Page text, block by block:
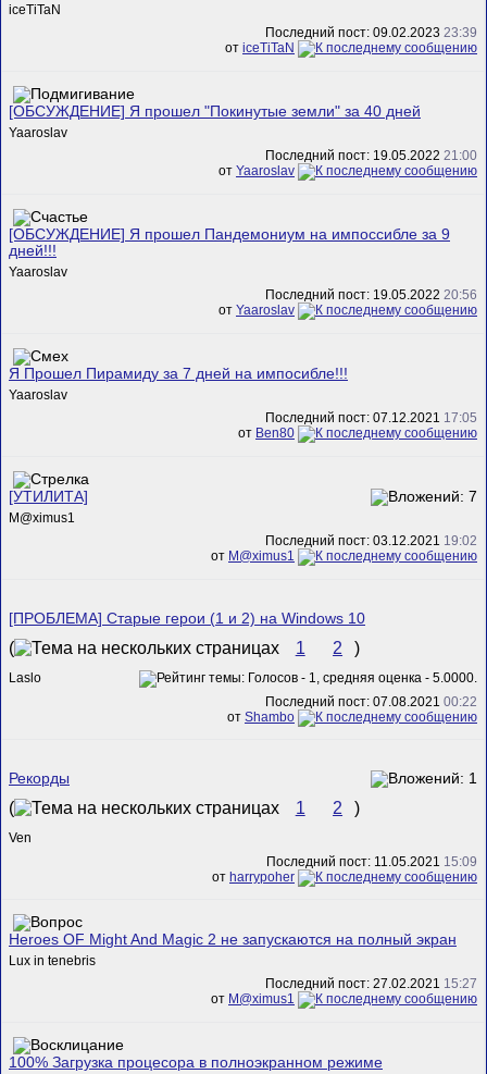
iceTiTaN
Последний пост: 09.02.2023 23:39
от iceTiTaN
[ОБСУЖДЕНИЕ] Я прошел "Покинутые земли" за 40 дней
Yaaroslav
Последний пост: 19.05.2022 21:00
от Yaaroslav
[ОБСУЖДЕНИЕ] Я прошел Пандемониум на импоссибле за 9
дней!!!
Yaaroslav
Последний пост: 19.05.2022 20:56
от Yaaroslav
Я Прошел Пирамиду за 7 дней на импосибле!!!
Yaaroslav
Последний пост: 07.12.2021 17:05
от Ben80
[УТИЛИТА]
M@ximus1
Последний пост: 03.12.2021 19:02
от M@ximus1
[ПРОБЛЕМА] Старые герои (1 и 2) на Windows 10
( 1 2 )
Laslo
Последний пост: 07.08.2021 00:22
от Shambo
Рекорды
( 1 2 )
Ven
Последний пост: 11.05.2021 15:09
от harrypoher
Heroes OF Might And Magic 2 не запускаются на полный экран
Lux in tenebris
Последний пост: 27.02.2021 15:27
от M@ximus1
100% Загрузка процесора в полноэкранном режиме